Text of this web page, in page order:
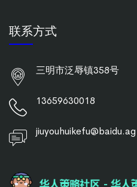
联系方式
三明市泛辱镇358号
13659630018
jiuyouhuikefu@baidu.ag